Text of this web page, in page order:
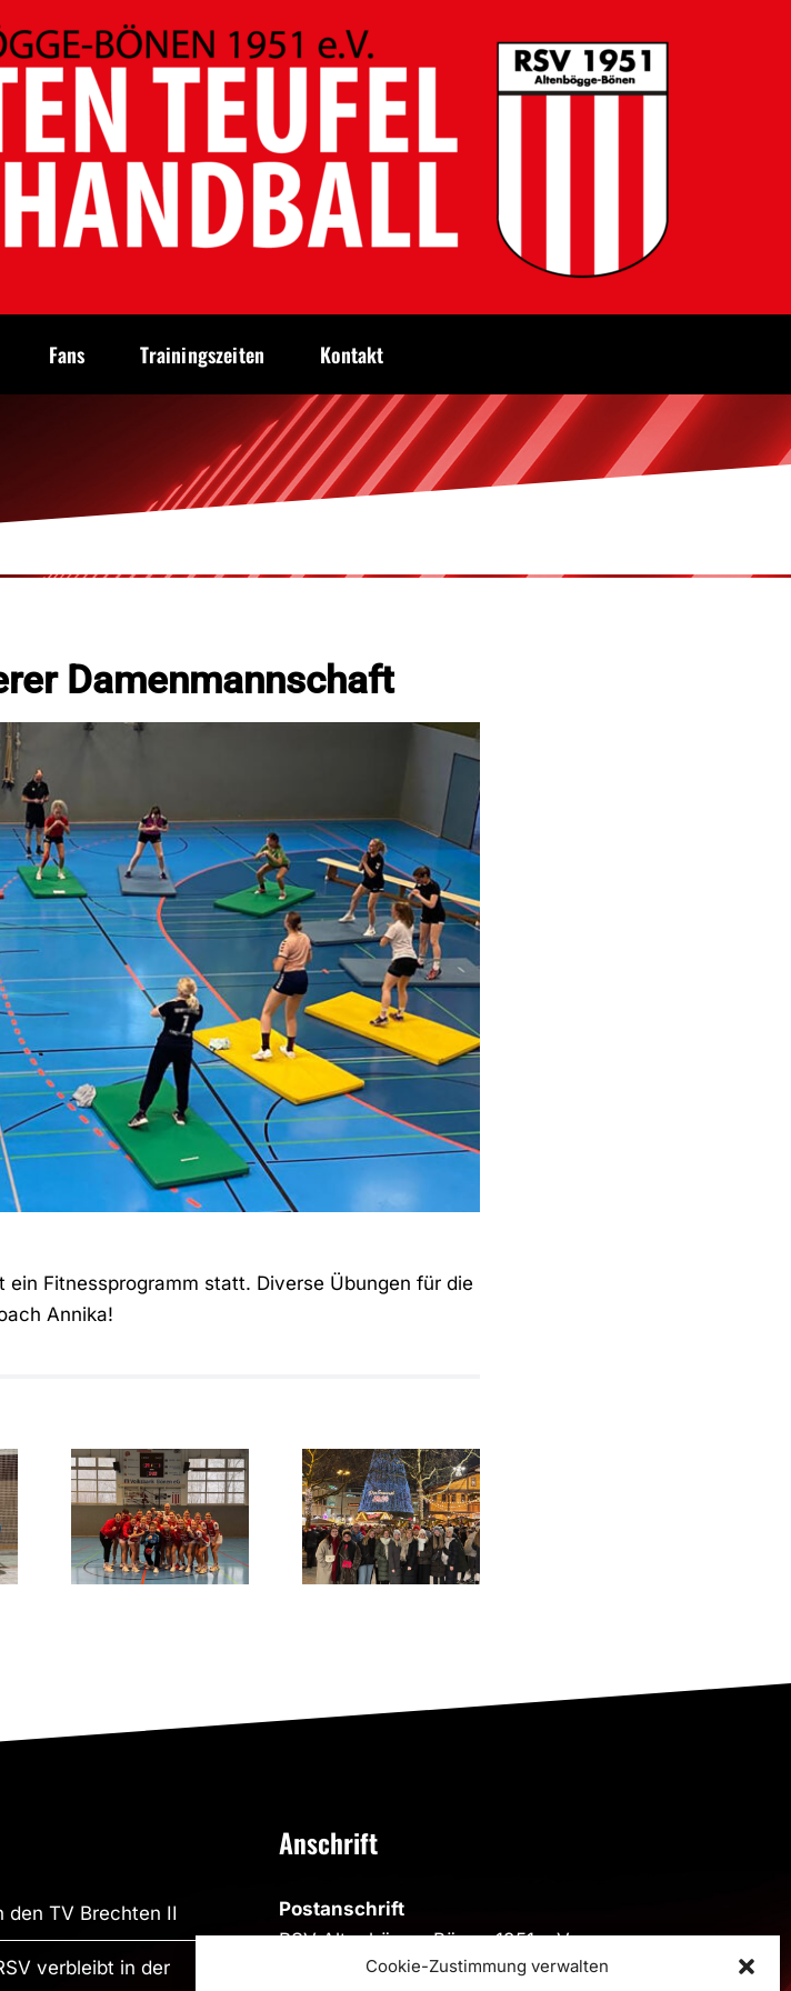
Cookie-Zustimmung verwalten
Fans Trainingszeiten Kontakt
Damenmannschaft
Fitnessprogramm statt. Diverse Übungen für die
Annika!
Pflichtaufgabe
erfüllt!
Ein
gebrauchter
Tag
den TV Brechten II
verbleibt in der
Anschrift
Postanschrift
RSV Altenbögge-Bönen 1951 e.V.
Reiherweg 4, 59199 Bönen